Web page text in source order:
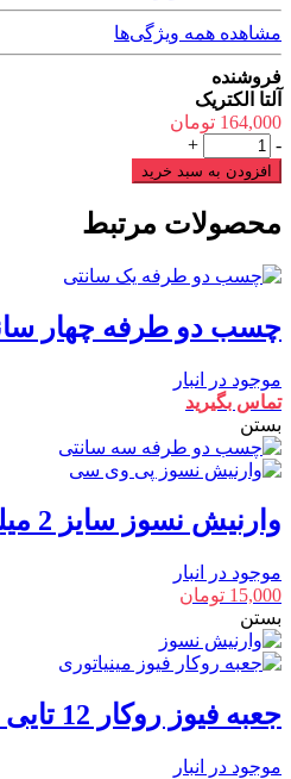
مشاهده همه ویژگی‌ها
فروشنده
آلتا الکتریک
164,000 تومان
شینه
مسی
نول
پیچ
-
+
افزودن به سبد خرید
محصولات مرتبط
چسب دو طرفه چهار
موجود در انبار
تماس بگیرید
بستن
وارنیش نسوز سایز 2 میلیمتر
موجود در انبار
15,000 تومان
بستن
جعبه فیوز روکار 12 تایی ایرآل
موجود در انبار